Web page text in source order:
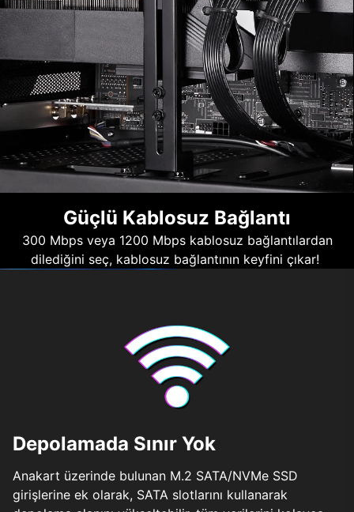
Güçlü Kablosuz Bağlantı
300 Mbps veya 1200 Mbps kablosuz bağlantılardan
dilediğini seç, kablosuz bağlantının keyfini çıkar!
Depolamada Sınır Yok
Anakart üzerinde bulunan M.2 SATA/NVMe SSD
girişlerine ek olarak, SATA slotlarını kullanarak